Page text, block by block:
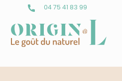
content
04 75 41 83 99